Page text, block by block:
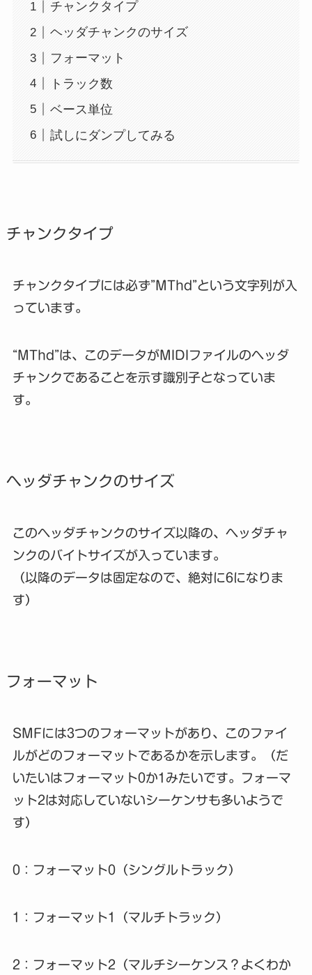
チャンクタイプ
ヘッダチャンクのサイズ
フォーマット
トラック数
ベース単位
試しにダンプしてみる
チャンクタイプ
チャンクタイプには必ず”MThd”という文字列が入
っています。
“MThd”は、このデータがMIDIファイルのヘッダ
チャンクであることを示す識別子となっていま
す。
ヘッダチャンクのサイズ
このヘッダチャンクのサイズ以降の、ヘッダチャ
ンクのバイトサイズが入っています。
（以降のデータは固定なので、絶対に6になりま
す）
フォーマット
SMFには3つのフォーマットがあり、このファイ
ルがどのフォーマットであるかを示します。（だ
いたいはフォーマット0か1みたいです。フォーマ
ット2は対応していないシーケンサも多いようで
す）
0：フォーマット0（シングルトラック）
1：フォーマット1（マルチトラック）
2：フォーマット2（マルチシーケンス？よくわか